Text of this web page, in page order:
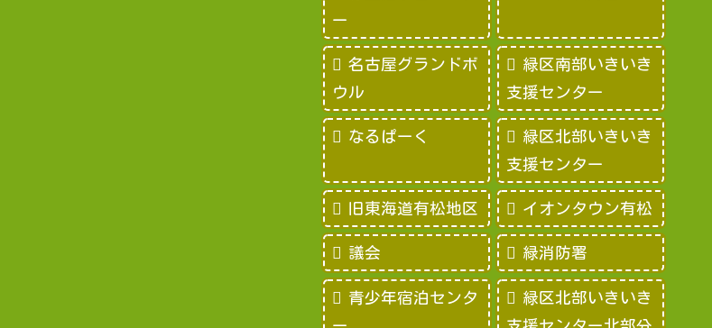
ー
名古屋グランドボ
ウル
緑区南部いきいき
支援センター
なるぱーく
緑区北部いきいき
支援センター
旧東海道有松地区 イオンタウン有松
議会 緑消防署
青少年宿泊センタ
緑区北部いきいき